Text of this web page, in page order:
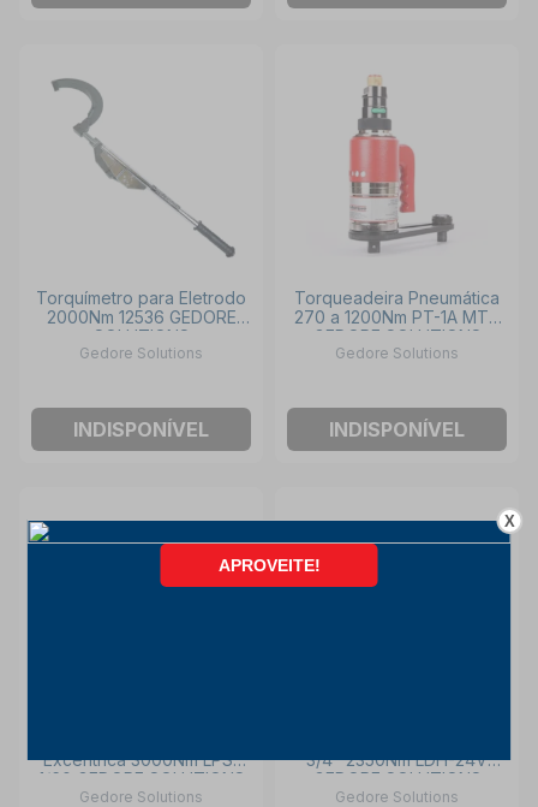
Torquímetro para Eletrodo
2000Nm 12536 GEDORE
SOLUTIONS
Gedore Solutions
INDISPONÍVEL
Torqueadeira Pneumática
270 a 1200Nm PT-1A MTS
GEDORE SOLUTIONS
Gedore Solutions
INDISPONÍVEL
Excêntrica 3000Nm LPS-
1/60 GEDORE SOLUTIONS
Gedore Solutions
3/4" 2350Nm LDH-24V
GEDORE SOLUTIONS
Gedore Solutions
X